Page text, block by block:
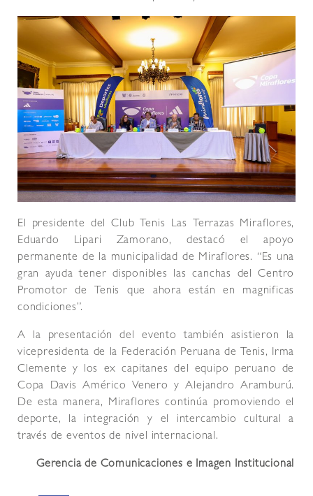
El presidente del Club Tenis Las Terrazas Miraflores,
Eduardo Lipari Zamorano, destacó el apoyo
permanente de la municipalidad de Miraflores. “Es una
gran ayuda tener disponibles las canchas del Centro
Promotor de Tenis que ahora están en magnificas
condiciones”.
A la presentación del evento también asistieron la
vicepresidenta de la Federación Peruana de Tenis, Irma
Clemente y los ex capitanes del equipo peruano de
Copa Davis Américo Venero y Alejandro Aramburú.
De esta manera, Miraflores continúa promoviendo el
deporte, la integración y el intercambio cultural a
través de eventos de nivel internacional.
Gerencia de Comunicaciones e Imagen Institucional